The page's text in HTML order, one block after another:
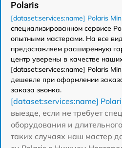
Polaris
[dataset:services:name] Polaris
специализированном сервисе
опытными мастерами. На все
предоставляем расширенную
центр уверены в качестве
[dataset:services:name] Polaris
дешевле при оформлении
заказа звонка.
[dataset:services:name]
выезде, если не требует
оборудования и
таких случаях наш мастер